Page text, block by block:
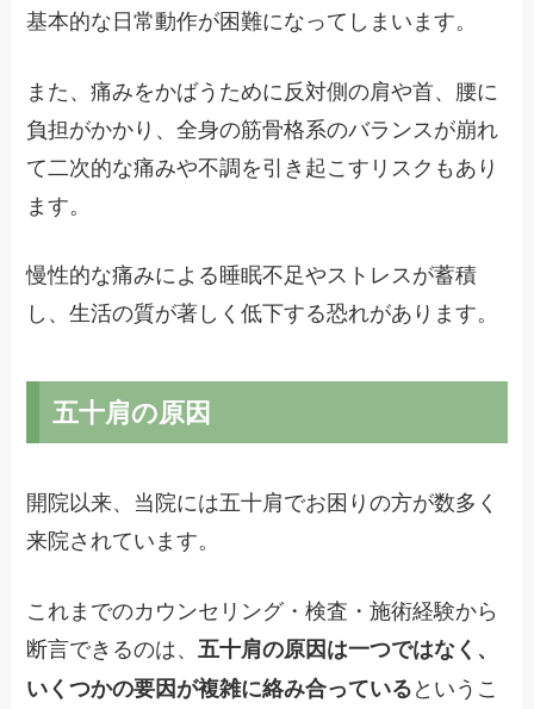
基本的な日常動作が困難になってしまいます。
また、痛みをかばうために反対側の肩や首、腰に
負担がかかり、全身の筋骨格系のバランスが崩れ
て二次的な痛みや不調を引き起こすリスクもあり
ます。
慢性的な痛みによる睡眠不足やストレスが蓄積
し、生活の質が著しく低下する恐れがあります。
五十肩の原因
開院以来、当院には五十肩でお困りの方が数多く
来院されています。
これまでのカウンセリング・検査・施術経験から
断言できるのは、 五十肩の原因は一つではなく、
いくつかの要因が複雑に絡み合っているというこ